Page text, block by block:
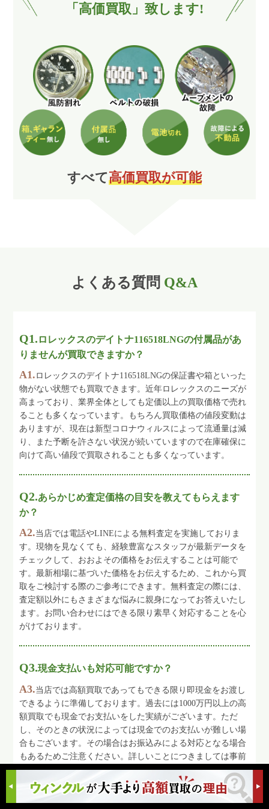
「高価買取」致します!
すべて高価買取が可能
よくある質問 Q&A
Q1. ロレックスのデイトナ116518LNGの付属品があ
りませんが買取できますか？
A1. ロレックスのデイトナ116518LNGの保証書や箱といった
物がない状態でも買取できます。近年ロレックスのニーズが
高まっており、業界全体としても定価以上の買取価格で売れ
ることも多くなっています。もちろん買取価格の値段変動は
ありますが、現在は新型コロナウィルスによって流通量は減
り、また予断を許さない状況が続いていますので在庫確保に
向けて高い値段で買取されることも多くなっています。
Q2.あらかじめ査定価格の目安を教えてもらえます
か？
A2.当店では電話やLINEによる無料査定を実施しておりま
す。現物を見なくても、経験豊富なスタッフが最新データを
チェックして、おおよその価格をお伝えすることは可能で
す。最新相場に基づいた価格をお伝えするため、これから買
取をご検討する際のご参考にできます。無料査定の際には、
査定額以外にもさまざまな悩みに親身になってお答えいたし
ます。お問い合わせにはできる限り素早く対応することを心
がけております。
Q3.現金支払いも対応可能ですか？
A3.当店では高額買取であってもできる限り即現金をお渡し
できるように準備しております。過去には1000万円以上の高
額買取でも現金でお支払いをした実績がございます。ただ
し、そのときの状況によっては現金でのお支払いが難しい場
合もございます。その場合はお振込みによる対応となる場合
もあるためご注意ください。詳しいことにつきましては事前
にご連絡ください。